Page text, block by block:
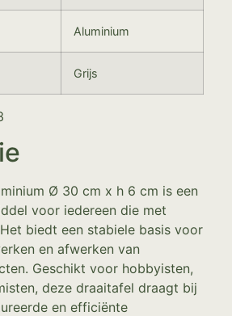
Aluminium
Grijs
Ø 30 cm x h 6 cm is een
voor iedereen die met
biedt een stabiele basis voor
en afwerken van
Geschikt voor hobbyisten,
deze draaitafel draagt bij
en efficiënte